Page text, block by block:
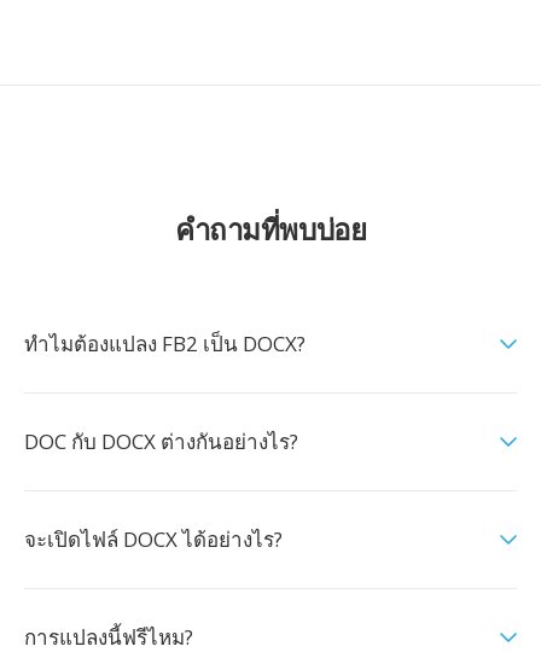
คำถามที่พบบ่อย
ทำไมต้องแปลง FB2 เป็น DOCX?
DOC กับ DOCX ต่างกันอย่างไร?
จะเปิดไฟล์ DOCX ได้อย่างไร?
การแปลงนี้ฟรีไหม?